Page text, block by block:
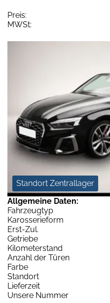
Preis:
MWSt:
Standort Zentrallager
Allgemeine Daten:
Fahrzeugtyp
Karosserieform
Erst-Zul.
Getriebe
Kilometerstand
Anzahl der Türen
Farbe
Standort
Lieferzeit
Unsere Nummer